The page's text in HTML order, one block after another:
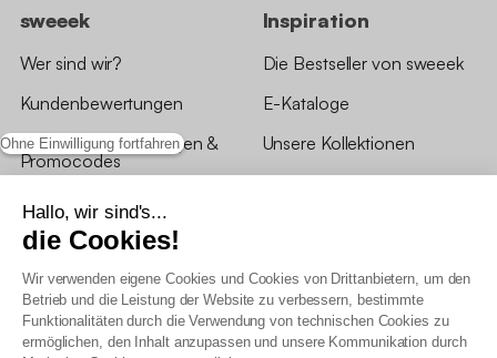
Ohne Einwilligung fortfahren
Hallo, wir sind's...
die Cookies!
Wir verwenden eigene Cookies und Cookies von Drittanbietern, um den
Betrieb und die Leistung der Website zu verbessern, bestimmte
Funktionalitäten durch die Verwendung von technischen Cookies zu
ermöglichen, den Inhalt anzupassen und unsere Kommunikation durch
sweeek
Wer sind wir?
Kundenbewertungen
*Angebotsbedingungen &
Promocodes
Bewertungen von sweeek
Unsere Geschäfte
Inspiration
Die Bestseller von sweeek
E-Kataloge
Unsere Kollektionen